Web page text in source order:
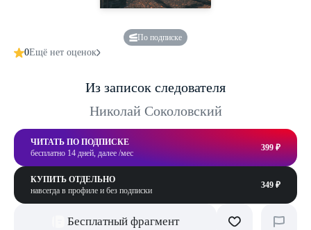
По подписке
0Ещё нет оценок
Из записок следователя
Николай Соколовский
ЧИТАТЬ ПО ПОДПИСКЕ
бесплатно 14 дней, далее /мес
399 ₽
КУПИТЬ ОТДЕЛЬНО
навсегда в профиле и без подписки
349 ₽
Бесплатный фрагмент